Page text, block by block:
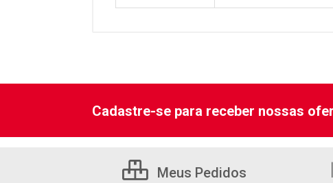
Cadastre-se para receber nossas
Meus Pedidos